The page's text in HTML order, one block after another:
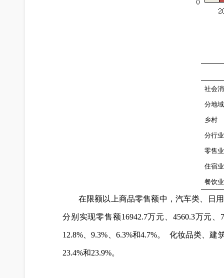
社会
分地
乡村
分行
零售业
住宿业
餐饮业
在限额以上商品零售额中，汽车类、日
分别实现零售额16942.7万元、4560.3万元、
12.8%、9.3%、6.3%和4.7%。 化妆品类、
23.4%和23.9%。